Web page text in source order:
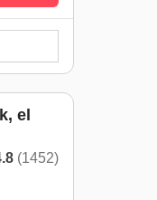
el
(1452)